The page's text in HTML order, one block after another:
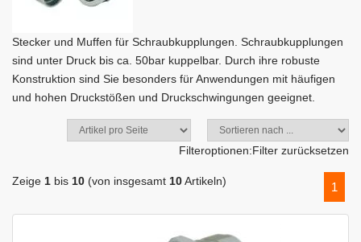
Stecker und Muffen für Schraubkupplungen. Schraubkupplungen
sind unter Druck bis ca. 50bar kuppelbar. Durch ihre robuste
Konstruktion sind Sie besonders für Anwendungen mit häufigen
und hohen Druckstößen und Druckschwingungen geeignet.
Filteroptionen:Filter zurücksetzen
Zeige 1 bis 10 (von insgesamt 10Artikeln) 1